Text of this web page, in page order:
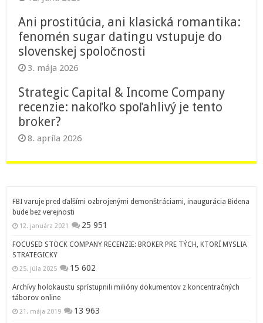
Ani prostitúcia, ani klasická romantika:
fenomén sugar datingu vstupuje do
slovenskej spoločnosti
3. mája 2026
Strategic Capital & Income Company
recenzie: nakoľko spoľahlivý je tento
broker?
8. apríla 2026
FBI varuje pred ďalšími ozbrojenými demonštráciami, inaugurácia Bidena
bude bez verejnosti
12. januára 2021 25 951
FOCUSED STOCK COMPANY RECENZIE: BROKER PRE TÝCH, KTORÍ MYSLIA
STRATEGICKY
25. júla 2025 15 602
Archívy holokaustu sprístupnili milióny dokumentov z koncentračných
táborov online
21. mája 2019 13 963